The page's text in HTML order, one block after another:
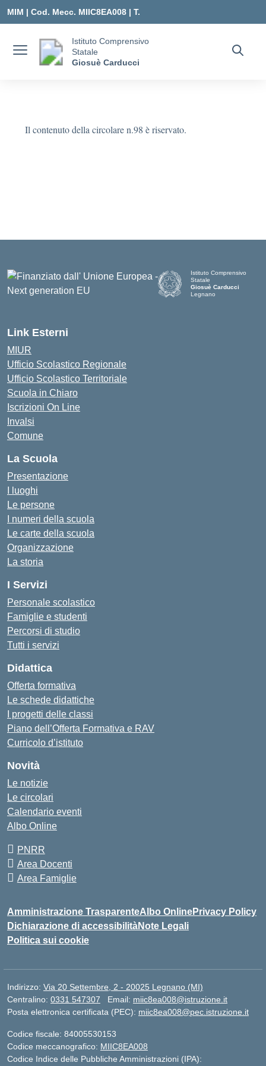
MIM | Cod. Mecc. MIIC8EA008 | T.
MIIC8EA008@ISTRUZIONE.IT
Istituto Comprensivo
Statale
Giosuè Carducci
Il contenuto della circolare n.98 è riservato.
Istituto Comprensivo
Statale
Giosuè Carducci
Legnano
Link Esterni
MIUR
Ufficio Scolastico Regionale
Ufficio Scolastico Territoriale
Scuola in Chiaro
Iscrizioni On Line
Invalsi
Comune
La Scuola
Presentazione
I luoghi
Le persone
I numeri della scuola
Le carte della scuola
Organizzazione
La storia
I Servizi
Personale scolastico
Famiglie e studenti
Percorsi di studio
Tutti i servizi
Didattica
Offerta formativa
Le schede didattiche
I progetti delle classi
Piano dell’Offerta Formativa e RAV
Curricolo d’istituto
Novità
Le notizie
Le circolari
Calendario eventi
Albo Online
PNRR
Area Docenti
Area Famiglie
Amministrazione TrasparenteAlbo OnlinePrivacy Policy
Dichiarazione di accessibilitàNote Legali
Politica sui cookie
Indirizzo: Via 20 Settembre, 2 - 20025 Legnano (MI)
Centralino: 0331 547307 Email: miic8ea008@istruzione.it
Posta elettronica certificata (PEC): miic8ea008@pec.istruzione.it
Codice fiscale: 84005530153
Codice meccanografico: MIIC8EA008
Codice Indice delle Pubbliche Amministrazioni (IPA):